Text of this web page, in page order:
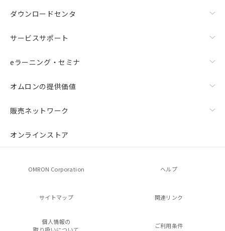
ダウンロードセンタ
サービスサポート
eラーニング・セミナ
オムロンの提供価値
販売ネットワーク
オンラインストア
OMRON Corporation ヘルプ
サイトマップ 関連リンク
個人情報の
ご利用条件